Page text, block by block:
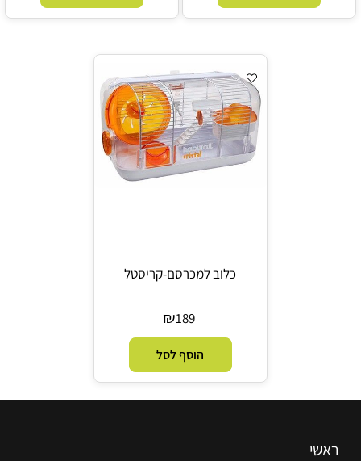
כלוב למכרסם-קריסטל
₪189
הוסף לסל
ראשי